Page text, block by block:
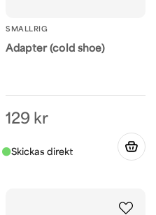
SMALLRIG
Adapter (cold shoe)
129 kr